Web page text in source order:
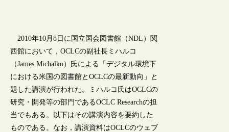
2010年10月8日に国立国会図書館（NDL）関
西館において，OCLCの副社長ミハルコ
（James Michalko）氏による「デジタル環境下
における米国の図書館とOCLCの最新動向」と
題した講演が行われた。ミハルコ氏はOCLCの
研究・開発等の部門であるOCLC Researchの担
当でもある。以下はその講演内容を要約した
ものである。なお，講演資料はOCLCのウェブ